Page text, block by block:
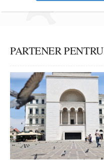
PARTENER PENTRU